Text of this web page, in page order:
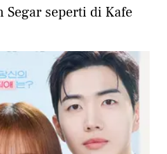
Segar seperti di Kafe